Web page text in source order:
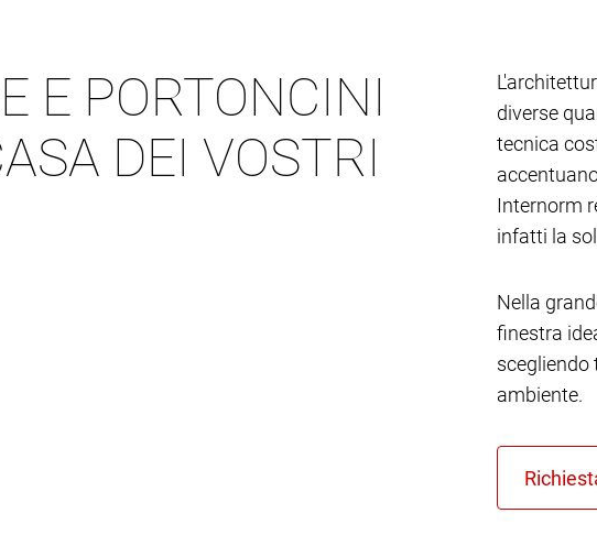
E PORTONCINI
DEI VOSTRI
diverse
tecnica
Internorm
infatti la
Nella
finestra
scegliendo
ambiente.